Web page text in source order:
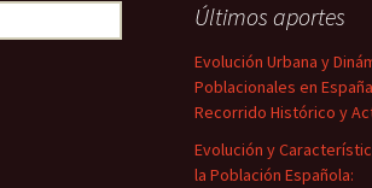
Últimos aportes
Evolución Urbana y
Poblacionales en
Recorrido Histórico y
Evolución y
la Población Española: